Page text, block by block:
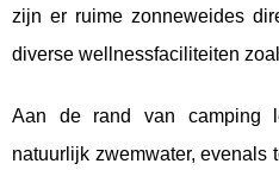
zijn er ruime zonneweides
diverse wellnessfaciliteiten
Aan de rand van camping
natuurlijk zwemwater, evenals